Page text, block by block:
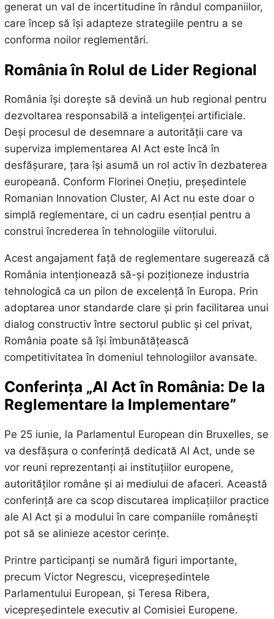
generat un val de incertitudine în rândul companiilor,
care încep să își adapteze strategiile pentru a se
conforma noilor reglementări.
România în Rolul de Lider Regional
România își dorește să devină un hub regional pentru
dezvoltarea responsabilă a inteligenței artificiale.
Deși procesul de desemnare a autorității care va
superviza implementarea AI Act este încă în
desfășurare, țara își asumă un rol activ în dezbaterea
europeană. Conform Florinei Onețiu, președintele
Romanian Innovation Cluster, AI Act nu este doar o
simplă reglementare, ci un cadru esențial pentru a
construi încrederea în tehnologiile viitorului.
Acest angajament față de reglementare sugerează că
România intenționează să-și poziționeze industria
tehnologică ca un pilon de excelență în Europa. Prin
adoptarea unor standarde clare și prin facilitarea unui
dialog constructiv între sectorul public și cel privat,
România poate să își îmbunătățească
competitivitatea în domeniul tehnologiilor avansate.
Conferința „AI Act în România: De la
Reglementare la Implementare”
Pe 25 iunie, la Parlamentul European din Bruxelles, se
va desfășura o conferință dedicată AI Act, unde se
vor reuni reprezentanți ai instituțiilor europene,
autorităților române și ai mediului de afaceri. Această
conferință are ca scop discutarea implicațiilor practice
ale AI Act și a modului în care companiile românești
pot să se alinieze acestor cerințe.
Printre participanți se numără figuri importante,
precum Victor Negrescu, vicepreședintele
Parlamentului European, și Teresa Ribera,
vicepreședintele executiv al Comisiei Europene.